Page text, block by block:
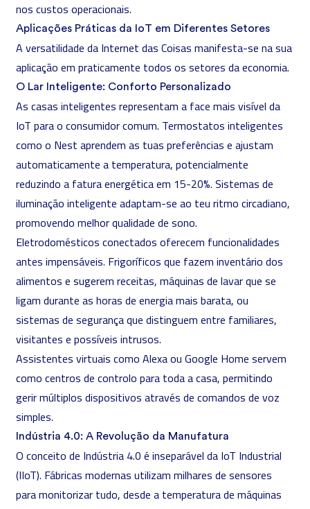
nos custos operacionais.
Aplicações Práticas da IoT em Diferentes Setores
A versatilidade da Internet das Coisas manifesta-se na sua
aplicação em praticamente todos os setores da economia.
O Lar Inteligente: Conforto Personalizado
As casas inteligentes representam a face mais visível da
IoT para o consumidor comum. Termostatos inteligentes
como o Nest aprendem as tuas preferências e ajustam
automaticamente a temperatura, potencialmente
reduzindo a fatura energética em 15-20%. Sistemas de
iluminação inteligente adaptam-se ao teu ritmo circadiano,
promovendo melhor qualidade de sono.
Eletrodomésticos conectados oferecem funcionalidades
antes impensáveis. Frigoríficos que fazem inventário dos
alimentos e sugerem receitas, máquinas de lavar que se
ligam durante as horas de energia mais barata, ou
sistemas de segurança que distinguem entre familiares,
visitantes e possíveis intrusos.
Assistentes virtuais como Alexa ou Google Home servem
como centros de controlo para toda a casa, permitindo
gerir múltiplos dispositivos através de comandos de voz
simples.
Indústria 4.0: A Revolução da Manufatura
O conceito de Indústria 4.0 é inseparável da IoT Industrial
(IIoT). Fábricas modernas utilizam milhares de sensores
para monitorizar tudo, desde a temperatura de máquinas